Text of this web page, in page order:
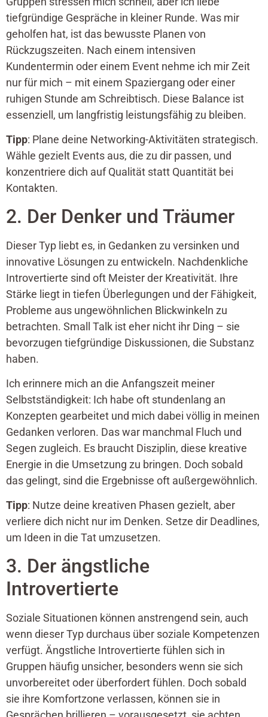
tiefgründige Gespräche in kleiner Runde. Was mir
geholfen hat, ist das bewusste Planen von
Rückzugszeiten. Nach einem intensiven
Kundentermin oder einem Event nehme ich mir Zeit
nur für mich – mit einem Spaziergang oder einer
ruhigen Stunde am Schreibtisch. Diese Balance ist
essenziell, um langfristig leistungsfähig zu bleiben.
Tipp: Plane deine Networking-Aktivitäten strategisch.
Wähle gezielt Events aus, die zu dir passen, und
konzentriere dich auf Qualität statt Quantität bei
Kontakten.
2. Der Denker und Träumer
Dieser Typ liebt es, in Gedanken zu versinken und
innovative Lösungen zu entwickeln. Nachdenkliche
Introvertierte sind oft Meister der Kreativität. Ihre
Stärke liegt in tiefen Überlegungen und der Fähigkeit,
Probleme aus ungewöhnlichen Blickwinkeln zu
betrachten. Small Talk ist eher nicht ihr Ding – sie
bevorzugen tiefgründige Diskussionen, die Substanz
haben.
Ich erinnere mich an die Anfangszeit meiner
Selbstständigkeit: Ich habe oft stundenlang an
Konzepten gearbeitet und mich dabei völlig in meinen
Gedanken verloren. Das war manchmal Fluch und
Segen zugleich. Es braucht Disziplin, diese kreative
Energie in die Umsetzung zu bringen. Doch sobald
das gelingt, sind die Ergebnisse oft außergewöhnlich.
Tipp: Nutze deine kreativen Phasen gezielt, aber
verliere dich nicht nur im Denken. Setze dir Deadlines,
um Ideen in die Tat umzusetzen.
3. Der ängstliche
Introvertierte
Soziale Situationen können anstrengend sein, auch
wenn dieser Typ durchaus über soziale Kompetenzen
verfügt. Ängstliche Introvertierte fühlen sich in
Gruppen häufig unsicher, besonders wenn sie sich
unvorbereitet oder überfordert fühlen. Doch sobald
sie ihre Komfortzone verlassen, können sie in